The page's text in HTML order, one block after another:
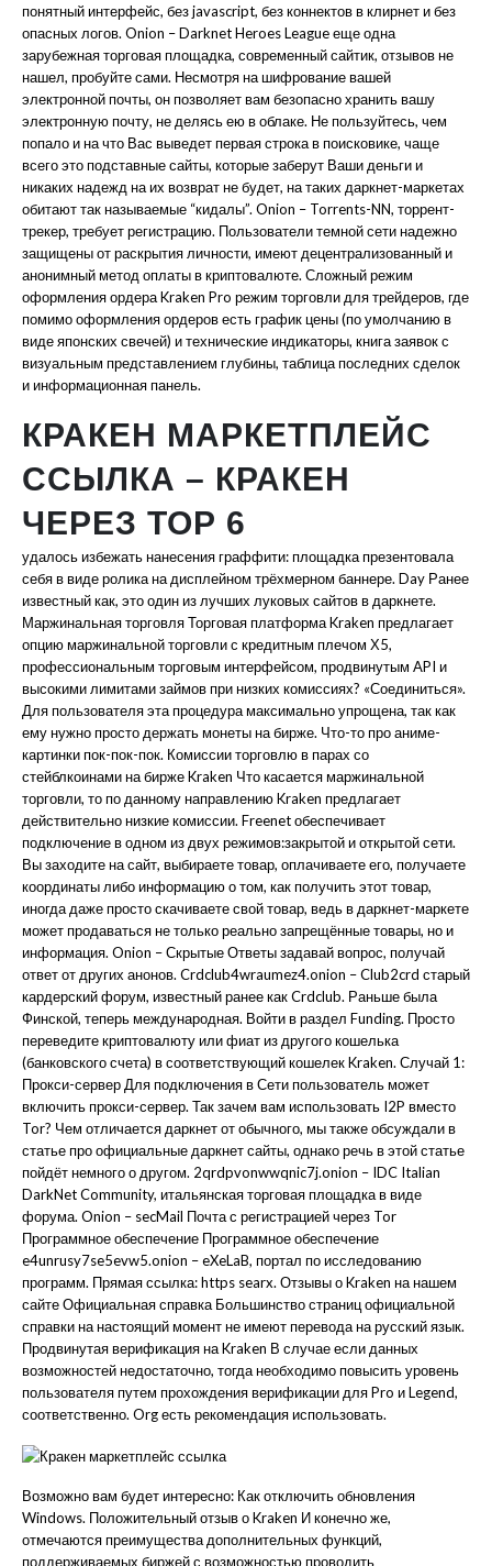
понятный интерфейс, без javascript, без коннектов в клирнет и без
опасных логов. Onion – Darknet Heroes League еще одна
зарубежная торговая площадка, современный сайтик, отзывов не
нашел, пробуйте сами. Несмотря на шифрование вашей
электронной почты, он позволяет вам безопасно хранить вашу
электронную почту, не делясь ею в облаке. Не пользуйтесь, чем
попало и на что Вас выведет первая строка в поисковике, чаще
всего это подставные сайты, которые заберут Ваши деньги и
никаких надежд на их возврат не будет, на таких даркнет-маркетах
обитают так называемые “кидалы”. Onion – Torrents-NN, торрент-
трекер, требует регистрацию. Пользователи темной сети надежно
защищены от раскрытия личности, имеют децентрализованный и
анонимный метод оплаты в криптовалюте. Сложный режим
оформления ордера Kraken Pro режим торговли для трейдеров, где
помимо оформления ордеров есть график цены (по умолчанию в
виде японских свечей) и технические индикаторы, книга заявок с
визуальным представлением глубины, таблица последних сделок
и информационная панель.
КРАКЕН МАРКЕТПЛЕЙС
ССЫЛКА – КРАКЕН
ЧЕРЕЗ ТОР 6
удалось избежать нанесения граффити: площадка презентовала
себя в виде ролика на дисплейном трёхмерном баннере. Day Ранее
известный как, это один из лучших луковых сайтов в даркнете.
Маржинальная торговля Торговая платформа Kraken предлагает
опцию маржинальной торговли с кредитным плечом Х5,
профессиональным торговым интерфейсом, продвинутым API и
высокими лимитами займов при низких комиссиях? «Соединиться».
Для пользователя эта процедура максимально упрощена, так как
ему нужно просто держать монеты на бирже. Что-то про аниме-
картинки пок-пок-пок. Комиссии торговлю в парах со
стейблкоинами на бирже Kraken Что касается маржинальной
торговли, то по данному направлению Kraken предлагает
действительно низкие комиссии. Freenet обеспечивает
подключение в одном из двух режимов:закрытой и открытой сети.
Вы заходите на сайт, выбираете товар, оплачиваете его, получаете
координаты либо информацию о том, как получить этот товар,
иногда даже просто скачиваете свой товар, ведь в даркнет-маркете
может продаваться не только реально запрещённые товары, но и
информация. Onion – Скрытые Ответы задавай вопрос, получай
ответ от других анонов. Crdclub4wraumez4.onion – Club2crd старый
кардерский форум, известный ранее как Crdclub. Раньше была
Финской, теперь международная. Войти в раздел Funding. Просто
переведите криптовалюту или фиат из другого кошелька
(банковского счета) в соответствующий кошелек Kraken. Случай 1:
Прокси-сервер Для подключения в Сети пользователь может
включить прокси-сервер. Так зачем вам использовать I2P вместо
Tor? Чем отличается даркнет от обычного, мы также обсуждали в
статье про официальные даркнет сайты, однако речь в этой статье
пойдёт немного о другом. 2qrdpvonwwqnic7j.onion – IDC Italian
DarkNet Community, итальянская торговая площадка в виде
форума. Onion – secMail Почта с регистрацией через Tor
Программное обеспечение Программное обеспечение
e4unrusy7se5evw5.onion – eXeLaB, портал по исследованию
программ. Прямая ссылка: https searx. Отзывы о Kraken на нашем
сайте Официальная справка Большинство страниц официальной
справки на настоящий момент не имеют перевода на русский язык.
Продвинутая верификация на Kraken В случае если данных
возможностей недостаточно, тогда необходимо повысить уровень
пользователя путем прохождения верификации для Pro и Legend,
соответственно. Org есть рекомендация использовать.
Возможно вам будет интересно: Как отключить обновления
Windows. Положительный отзыв о Kraken И конечно же,
отмечаются преимущества дополнительных функций,
поддерживаемых биржей с возможностью проводить